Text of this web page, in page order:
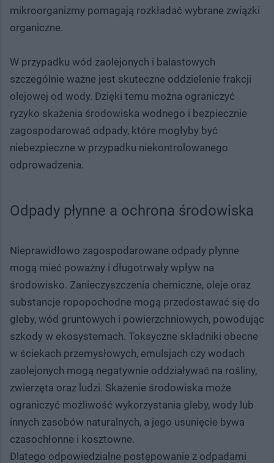
mikroorganizmy pomagają rozkładać wybrane związki
organiczne.
W przypadku wód zaolejonych i balastowych
szczególnie ważne jest skuteczne oddzielenie frakcji
olejowej od wody. Dzięki temu można ograniczyć
ryzyko skażenia środowiska wodnego i bezpiecznie
zagospodarować odpady, które mogłyby być
niebezpieczne w przypadku niekontrolowanego
odprowadzenia.
Odpady płynne a ochrona środowiska
Nieprawidłowo zagospodarowane odpady płynne
mogą mieć poważny i długotrwały wpływ na
środowisko. Zanieczyszczenia chemiczne, oleje oraz
substancje ropopochodne mogą przedostawać się do
gleby, wód gruntowych i powierzchniowych, powodując
szkody w ekosystemach. Toksyczne składniki obecne
w ściekach przemysłowych, emulsjach czy wodach
zaolejonych mogą negatywnie oddziaływać na rośliny,
zwierzęta oraz ludzi. Skażenie środowiska może
ograniczyć możliwość wykorzystania gleby, wody lub
innych zasobów naturalnych, a jego usunięcie bywa
czasochłonne i kosztowne.
Dlatego odpowiedzialne postępowanie z odpadami